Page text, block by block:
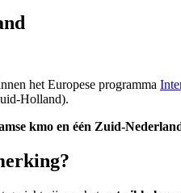
het Europese programma
Holland).
kmo en één Zuid-